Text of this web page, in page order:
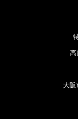
高
大阪